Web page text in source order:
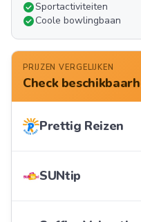
check_circleSportactiviteiten
check_circleCoole bowlingbaan
PRIJZEN VERGELIJKEN
Check
Prettig Reizen
SUNtip